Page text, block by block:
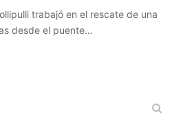
trabajó en el rescate de una
desde el puente…